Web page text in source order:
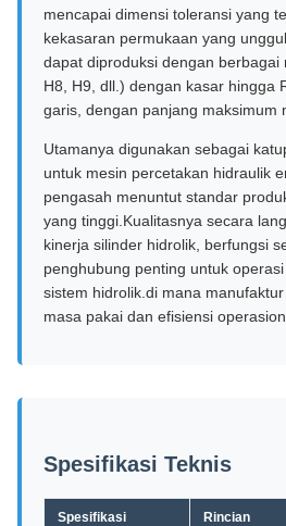
mencapai dimensi toleransi yang
kekasaran permukaan yang
dapat diproduksi dengan berbagai
H8, H9, dll.) dengan kasar hingga
garis, dengan panjang maksimum
Utamanya digunakan sebagai
untuk mesin percetakan hidraulik
pengasah menuntut standar
yang tinggi.Kualitasnya secara
kinerja silinder hidrolik, berfungsi
penghubung penting untuk
sistem hidrolik.di mana
masa pakai dan efisiensi
Spesifikasi Teknis
Spesifikasi Rincian